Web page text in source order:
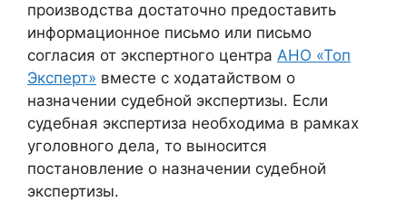
производства достаточно предоставить
информационное письмо или письмо
согласия от экспертного центра АНО «Топ
Эксперт» вместе с ходатайством о
назначении судебной экспертизы. Если
судебная экспертиза необходима в рамках
уголовного дела, то выносится
постановление о назначении судебной
экспертизы.